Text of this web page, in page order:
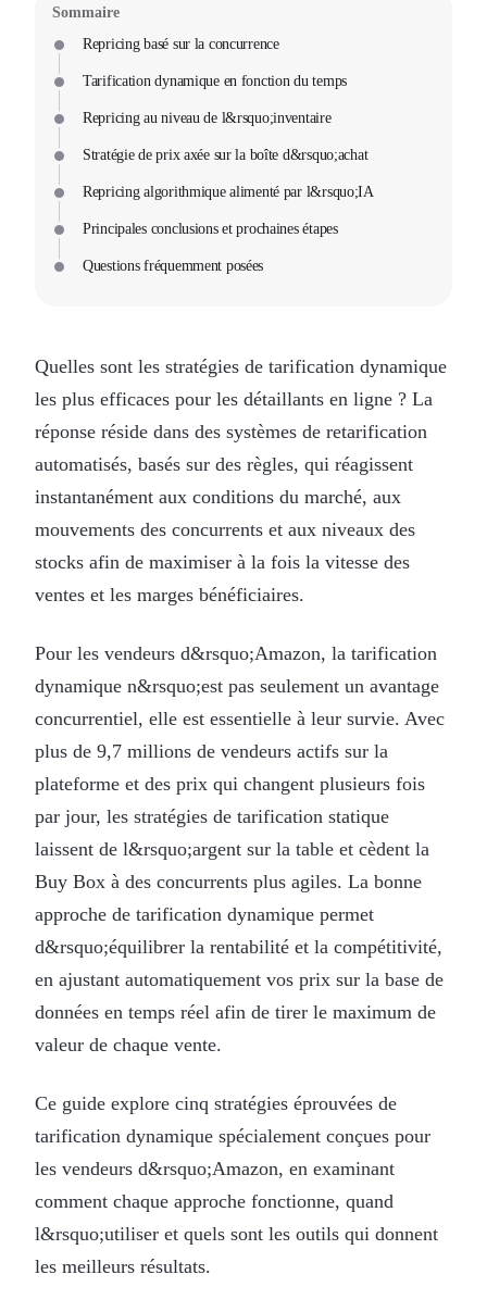
Sommaire
Repricing basé sur la concurrence
Tarification dynamique en fonction du temps
Repricing au niveau de l&rsquo;inventaire
Stratégie de prix axée sur la boîte d&rsquo;achat
Repricing algorithmique alimenté par l&rsquo;IA
Principales conclusions et prochaines étapes
Questions fréquemment posées
Quelles sont les stratégies de tarification dynamique
les plus efficaces pour les détaillants en ligne ? La
réponse réside dans des systèmes de retarification
automatisés, basés sur des règles, qui réagissent
instantanément aux conditions du marché, aux
mouvements des concurrents et aux niveaux des
stocks afin de maximiser à la fois la vitesse des
ventes et les marges bénéficiaires.
Pour les vendeurs d&rsquo;Amazon, la tarification
dynamique n&rsquo;est pas seulement un avantage
concurrentiel, elle est essentielle à leur survie. Avec
plus de 9,7 millions de vendeurs actifs sur la
plateforme et des prix qui changent plusieurs fois
par jour, les stratégies de tarification statique
laissent de l&rsquo;argent sur la table et cèdent la
Buy Box à des concurrents plus agiles. La bonne
approche de tarification dynamique permet
d&rsquo;équilibrer la rentabilité et la compétitivité,
en ajustant automatiquement vos prix sur la base de
données en temps réel afin de tirer le maximum de
valeur de chaque vente.
Ce guide explore cinq stratégies éprouvées de
tarification dynamique spécialement conçues pour
les vendeurs d&rsquo;Amazon, en examinant
comment chaque approche fonctionne, quand
l&rsquo;utiliser et quels sont les outils qui donnent
les meilleurs résultats.